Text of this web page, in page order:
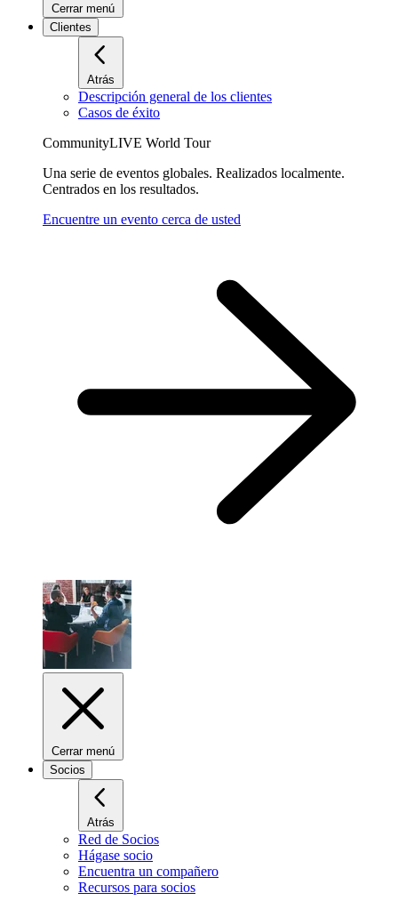
Cerrar menú
Clientes
Atrás
Descripción general de los clientes
Casos de éxito
CommunityLIVE World Tour
Una serie de eventos globales. Realizados localmente.
Centrados en los resultados.
Encuentre un evento cerca de usted
Cerrar menú
Socios
Atrás
Red de Socios
Hágase socio
Encuentra un compañero
Recursos para socios